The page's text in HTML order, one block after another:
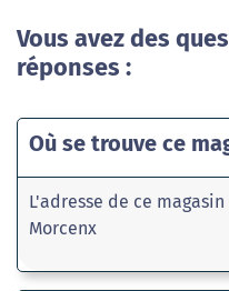
Vous avez des
réponses :
Où se trouve ce
L'adresse de ce
Morcenx